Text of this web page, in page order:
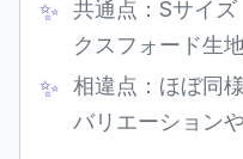
共通点：Sサイ
クスフォード生
相違点：ほぼ同
バリエーション